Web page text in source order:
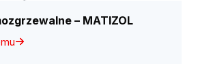
– MATIZOL